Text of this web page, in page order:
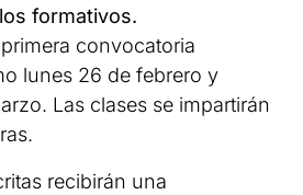
formativos.
convocatoria
lunes 26 de febrero y
Las clases se impartirán
recibirán una